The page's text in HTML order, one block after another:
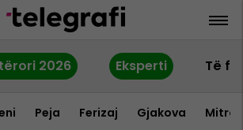
2026 Eksperti Të
Peja Ferizaj Gjakova